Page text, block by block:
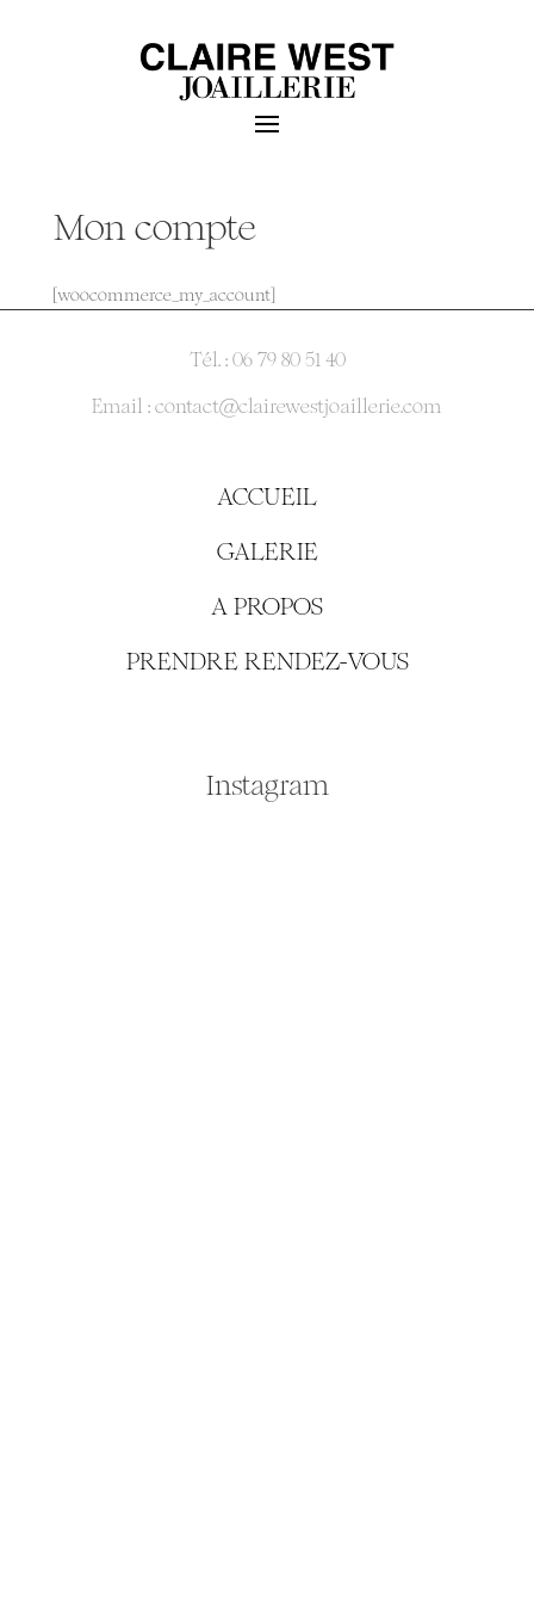
Mon compte
[woocommerce_my_account]
Tél. : 06 79 80 51 40
Email : contact@clairewestjoaillerie.com
ACCUEIL
GALERIE
A PROPOS
PRENDRE RENDEZ-VOUS
Instagram